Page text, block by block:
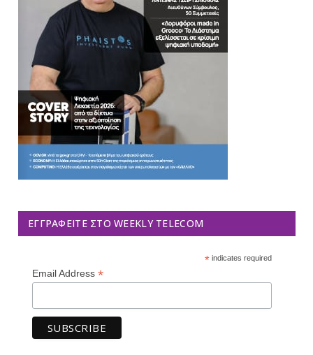
ΕΓΓΡΑΦΕΊΤΕ ΣΤΟ WEEKLY TELECOM
*indicates required
Email Address *